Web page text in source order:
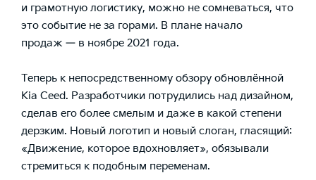
и грамотную логистику, можно не сомневаться, что
это событие не за горами. В плане начало
продаж — в ноябре 2021 года.
Теперь к непосредственному обзору обновлённой
Kia Ceed. Разработчики потрудились над дизайном,
сделав его более смелым и даже в какой степени
дерзким. Новый логотип и новый слоган, гласящий:
«Движение, которое вдохновляет», обязывали
стремиться к подобным переменам.